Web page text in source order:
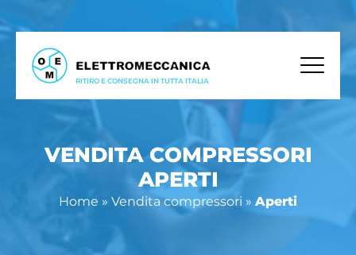
RITIRO E CONSEGNA IN TUTTA ITALIA
VENDITA COMPRESSORI
APERTI
Home » Vendita compressori » Aperti